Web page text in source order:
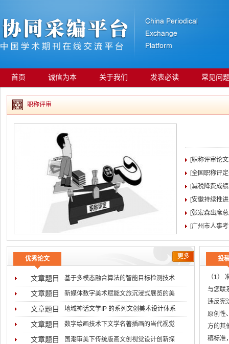
首页 诚信为本 关于我们 发表必读 常见问
职称评审
[职称评审论
[全国职称评
[减税降费成
[安徽持续推
[张宏森出席
[广州市人事
优秀论文 更多
基于多模态融合算法的智能目标检测技术
文章题目
新媒体数字美术赋能文旅沉浸式展览的美
文章题目
地域神话文学IP 的系列文创美术设计体系
文章题目
数字绘画技术下文学名著插画的当代视觉
文章题目
国潮审美下传统版画文创视觉设计创新探
文章题目
投
（1）
与您联
违反宪
原创性
方的其
稿标准